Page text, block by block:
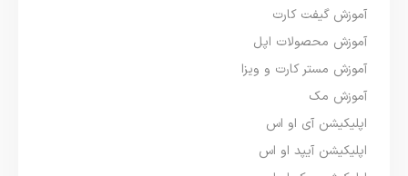
آموزش گیفت کارت
آموزش محصولات اپل
آموزش مستر کارت و ویزا
آموزش مک
اپلیکیشن آی او اس
اپلیکیشن آیپد او اس